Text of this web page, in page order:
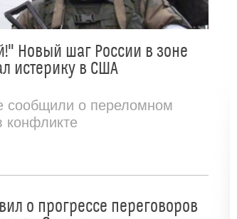
Новый шаг России в зоне
истерику в США
сообщили о переломном
конфликте
о прогрессе переговоров